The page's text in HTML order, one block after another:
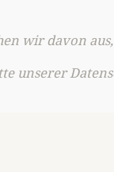
wir davon
unserer